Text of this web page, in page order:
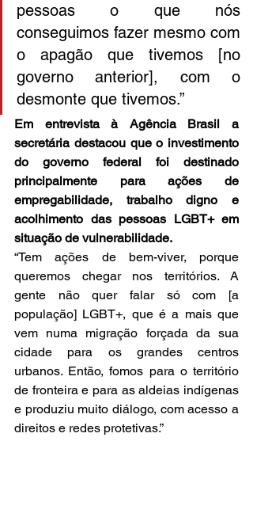
pessoas o que nós
conseguimos fazer mesmo com
o apagão que tivemos [no
governo anterior], com o
desmonte que tivemos.”
Em entrevista à Agência Brasil a
secretária destacou que o investimento
do governo federal foi destinado
principalmente para ações de
empregabilidade, trabalho digno e
acolhimento das pessoas LGBT+ em
situação de vulnerabilidade.
“Tem ações de bem-viver, porque
queremos chegar nos territórios. A
gente não quer falar só com [a
população] LGBT+, que é a mais que
vem numa migração forçada da sua
cidade para os grandes centros
urbanos. Então, fomos para o território
de fronteira e para as aldeias indígenas
e produziu muito diálogo, com acesso a
direitos e redes protetivas.”